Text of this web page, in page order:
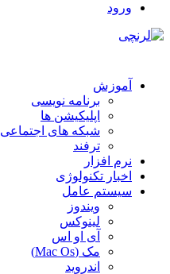
ورود
آموزش
برنامه نویسی
اپلیکیشن ها
شبکه های اجتماعی
ترفند
نرم افزار
اخبار تکنولوژی
سیستم عامل
ویندوز
لینوکس
آی او اس
مک (Mac Os)
اندروید